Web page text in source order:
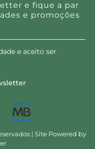
e fique a par
e promoções
e aceito ser
| Site Powered by